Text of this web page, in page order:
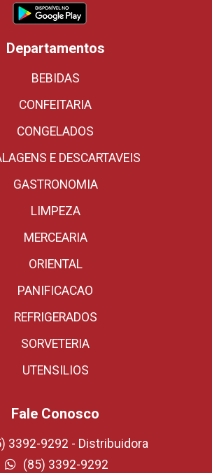
Departamentos
BEBIDAS
CONFEITARIA
CONGELADOS
E DESCARTAVEIS
GASTRONOMIA
LIMPEZA
MERCEARIA
ORIENTAL
PANIFICACAO
REFRIGERADOS
SORVETERIA
UTENSILIOS
Fale Conosco
3392-9292 - Distribuidora
(85) 3392-9292